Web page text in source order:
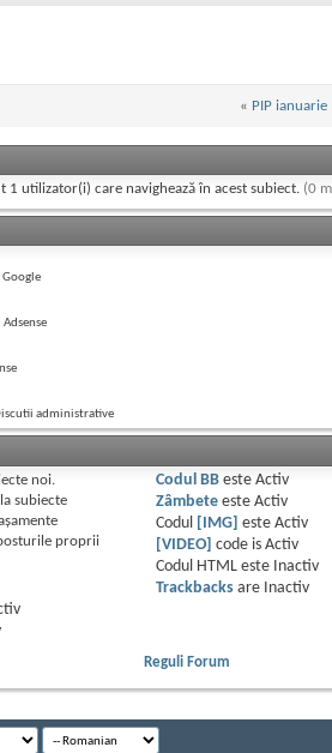
« PIP ianuarie
1 utilizator(i) care navighează în acest subiect. (0
administrative
noi.
subiecte
proprii
Codul BBeste Activ
Zâmbeteeste Activ
Codul
[IMG] este Activ
[VIDEO] code is Activ
Codul HTML este
Inactiv
Trackbacksare
Inactiv
Reguli Forum